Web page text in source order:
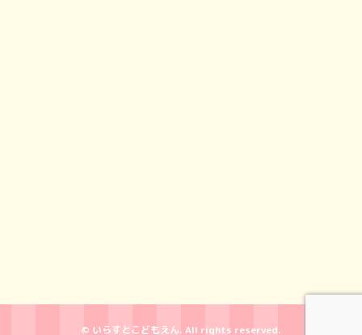
© いらすとこどもえん. All rights reserved.